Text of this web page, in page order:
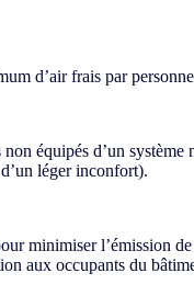
d’air frais par
équipés d’un
léger inconfort).
minimiser l’émission
aux occupants du